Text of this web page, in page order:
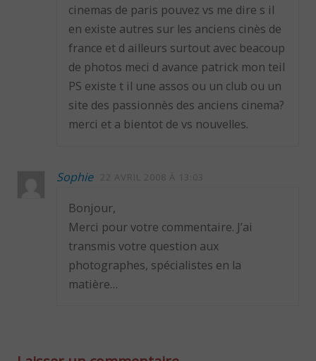
cinemas de paris pouvez vs me dire s il
en existe autres sur les anciens cinès de
france et d ailleurs surtout avec beacoup
de photos meci d avance patrick mon teil
PS existe t il une assos ou un club ou un
site des passionnès des anciens cinema?
merci et a bientot de vs nouvelles.
Sophie 22 AVRIL 2008 À 13:03
Bonjour,
Merci pour votre commentaire. J’ai
transmis votre question aux
photographes, spécialistes en la
matière…